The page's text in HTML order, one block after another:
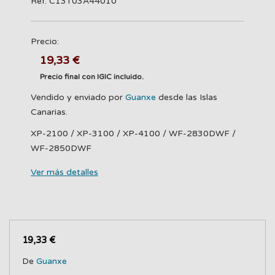
Precio:
19,33 €
Precio final con IGIC incluido.
Vendido y enviado por Guanxe desde las Islas
Canarias.
XP-2100 / XP-3100 / XP-4100 / WF-2830DWF /
WF-2850DWF
Ver más detalles
19,33 €
De Guanxe